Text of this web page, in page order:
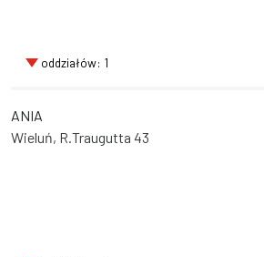
oddziałów: 1
ANIA
Wieluń, R.Traugutta 43